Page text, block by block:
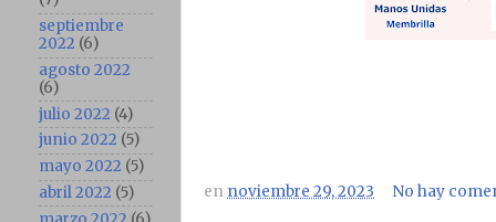
ennoviembre 29, 2023 No hay
septiembre
2022 (6)
agosto 2022
(6)
julio 2022 (4)
junio 2022 (5)
mayo 2022 (5)
abril 2022 (5)